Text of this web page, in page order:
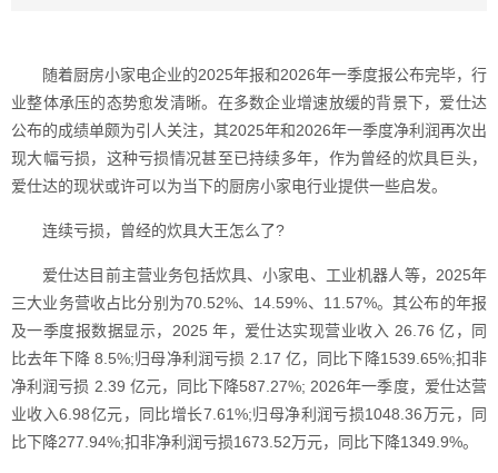
随着厨房小家电企业的2025年报和2026年一季度报公布完毕，行
业整体承压的态势愈发清晰。在多数企业增速放缓的背景下，爱仕达
公布的成绩单颇为引人关注，其2025年和2026年一季度净利润再次出
现大幅亏损，这种亏损情况甚至已持续多年，作为曾经的炊具巨头，
爱仕达的现状或许可以为当下的厨房小家电行业提供一些启发。
连续亏损，曾经的炊具大王怎么了?
爱仕达目前主营业务包括炊具、小家电、工业机器人等，2025年
三大业务营收占比分别为70.52%、14.59%、11.57%。其公布的年报
及一季度报数据显示，2025 年，爱仕达实现营业收入 26.76 亿，同
比去年下降 8.5%;归母净利润亏损 2.17 亿，同比下降1539.65%;扣非
净利润亏损 2.39 亿元，同比下降587.27%; 2026年一季度，爱仕达营
业收入6.98亿元，同比增长7.61%;归母净利润亏损1048.36万元，同
比下降277.94%;扣非净利润亏损1673.52万元，同比下降1349.9%。